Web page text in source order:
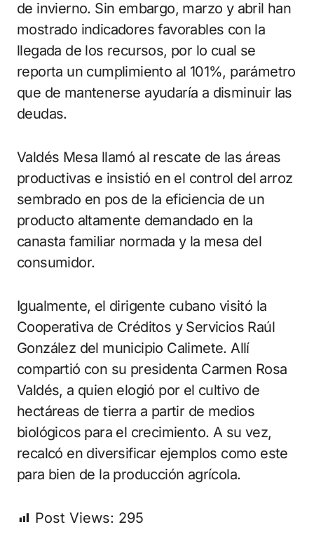
de invierno. Sin embargo, marzo y abril han
mostrado indicadores favorables con la
llegada de los recursos, por lo cual se
reporta un cumplimiento al 101%, parámetro
que de mantenerse ayudaría a disminuir las
deudas.
Valdés Mesa llamó al rescate de las áreas
productivas e insistió en el control del arroz
sembrado en pos de la eficiencia de un
producto altamente demandado en la
canasta familiar normada y la mesa del
consumidor.
Igualmente, el dirigente cubano visitó la
Cooperativa de Créditos y Servicios Raúl
González del municipio Calimete. Allí
compartió con su presidenta Carmen Rosa
Valdés, a quien elogió por el cultivo de
hectáreas de tierra a partir de medios
biológicos para el crecimiento. A su vez,
recalcó en diversificar ejemplos como este
para bien de la producción agrícola.
Post Views: 295